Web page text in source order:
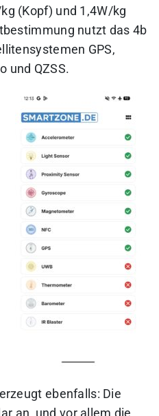
(Kopf) und 1,4W/kg
nutzt das 4b
GPS,
und QZSS.
ebenfalls: Die